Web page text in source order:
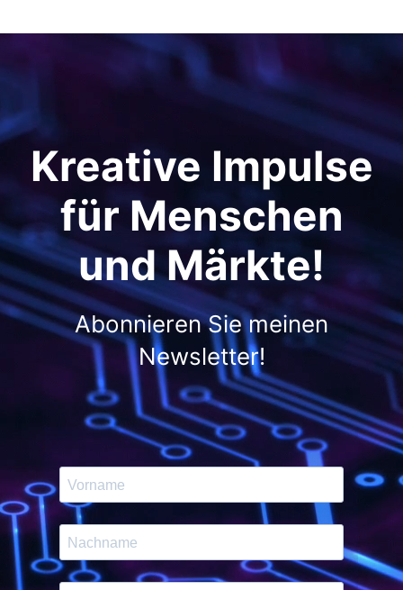
Kreative Impulse
für Menschen
und Märkte!
Abonnieren Sie meinen
Newsletter!